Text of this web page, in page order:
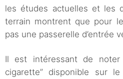
les études actuelles et les
terrain montrent que pour
pas une passerelle d’entrée
Il est intéressant de
cigarette” disponible sur